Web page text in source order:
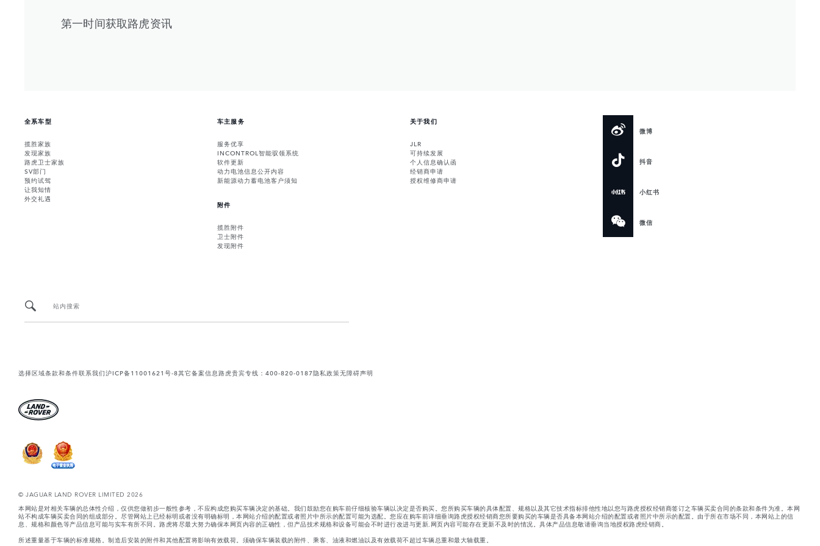
第一时间获取路虎资讯
全系车型
揽胜家族
发现家族
路虎卫士家族
SV部门
预约试驾
让我知情
外交礼遇
车主服务
服务优享
INCONTROL智能驭领系统
软件更新
动力电池信息公开内容
新能源动力蓄电池客户须知
附件
揽胜附件
卫士附件
发现附件
关于我们
JLR
可持续发展
个人信息确认函
经销商申请
授权维修商申请
微博
抖音
小红书
微信
站内搜索
选择区域条款和条件联系我们沪ICP备11001621号-8其它备案信息路虎贵宾专线：400-820-0187隐私政策无障碍声明
© JAGUAR LAND ROVER LIMITED 2026
本网站是对相关车辆的总体性介绍，仅供您做初步一般性参考，不应构成您购买车辆决定的基础。我们鼓励您在购车前仔细核验车辆以决定是否购买。您所购买车辆的具体配置、规格以及其它技术指标排他性地以您与路虎授权经销商签订之车辆买卖合同的条款和条件为准。本网
站不构成车辆买卖合同的组成部分。尽管网站上已经标明或者没有明确标明，本网站介绍的配置或者照片中所示的配置可能为选配。您应在购车前详细垂询路虎授权经销商您所要购买的车辆是否具备本网站介绍的配置或者照片中所示的配置。由于所在市场不同，本网站上的信
息、规格和颜色等产品信息可能与实车有所不同。路虎将尽最大努力确保本网页内容的正确性，但产品技术规格和设备可能会不时进行改进与更新,网页内容可能存在更新不及时的情况。具体产品信息敬请垂询当地授权路虎经销商。
所述重量基于车辆的标准规格。制造后安装的附件和其他配置将影响有效载荷。须确保车辆装载的附件、乘客、油液和燃油以及有效载荷不超过车辆总重和最大轴载重。